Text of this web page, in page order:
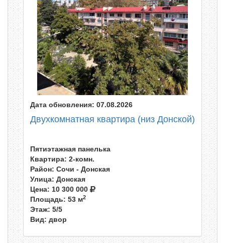
Дата обновления: 07.08.2026
Двухкомнатная квартира (низ Донской)
Пятиэтажная панелька
Квартира: 2-комн.
Район: Сочи - Донская
Улица: Донская
Цена: 10 300 000
Площадь: 53 м2
Этаж: 5/5
Вид: двор